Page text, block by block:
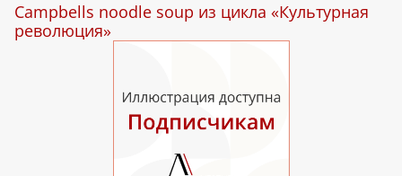
Campbells noodle soup из цикла «Культурная
революция»